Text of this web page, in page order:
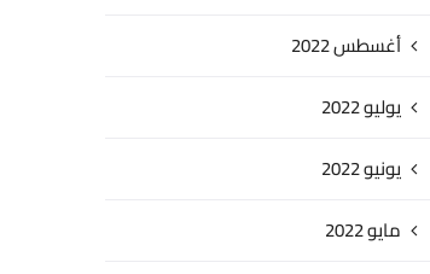
أغسطس 2022
يوليو 2022
يونيو 2022
مايو 2022